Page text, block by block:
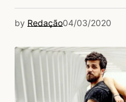
by Redação04/03/2020